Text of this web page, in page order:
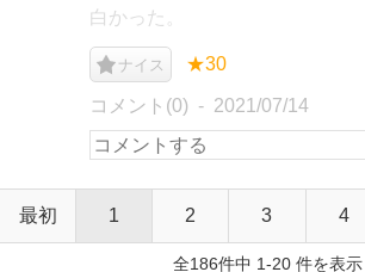
白かった。
ナイス ★30
コメント(0) 2021/07/14
最初 1 2 3 4
全186件中 1-20 件を表示